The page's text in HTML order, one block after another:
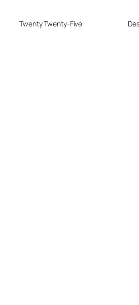
Twenty Twenty-Five